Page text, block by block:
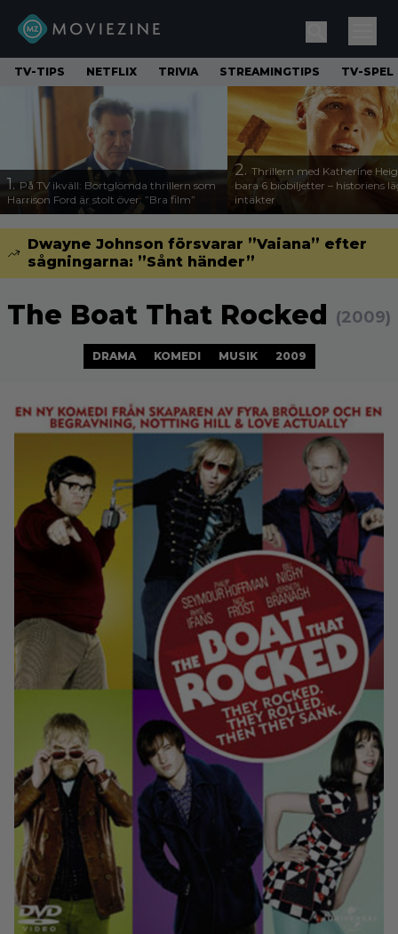
TV-TIPS NETFLIX TRIVIA STREAMINGTIPS TV-SPEL
1. På TV ikväll: Bortglömda thrillern som
Harrison Ford är stolt över: ”Bra film”
2. Thrillern med Katherine
bara 6 biobiljetter – historiens
intäkter
Dwayne Johnson försvarar ”Vaiana” efter
sågningarna: ”Sånt händer”
The Boat That Rocked (2009)
DRAMA KOMEDI MUSIK 2009